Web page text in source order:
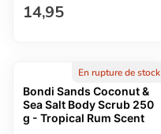
Prix normal
14,95
En rupture de stock
Bondi Sands Coconut &
Sea Salt Body Scrub 250
g - Tropical Rum Scent